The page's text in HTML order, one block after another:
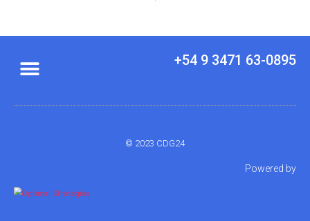
+54 9 3471 63-0895
© 2023 CDG24
Powered by